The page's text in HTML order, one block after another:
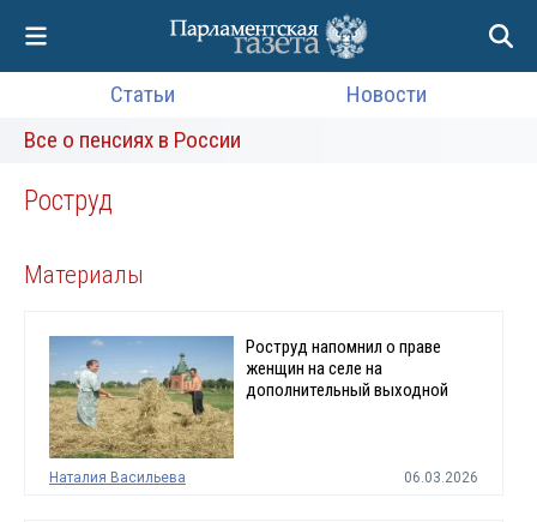
Статьи
Новости
Все о пенсиях в России
Роструд
Материалы
Роструд напомнил о праве
женщин на селе на
дополнительный выходной
Наталия Васильева 06.03.2026